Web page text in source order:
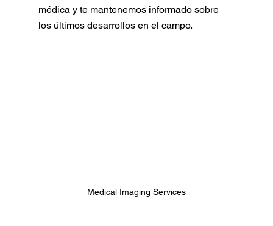
médica y te mantenemos informado sobre
los últimos desarrollos en el campo.
Medical Imaging Services